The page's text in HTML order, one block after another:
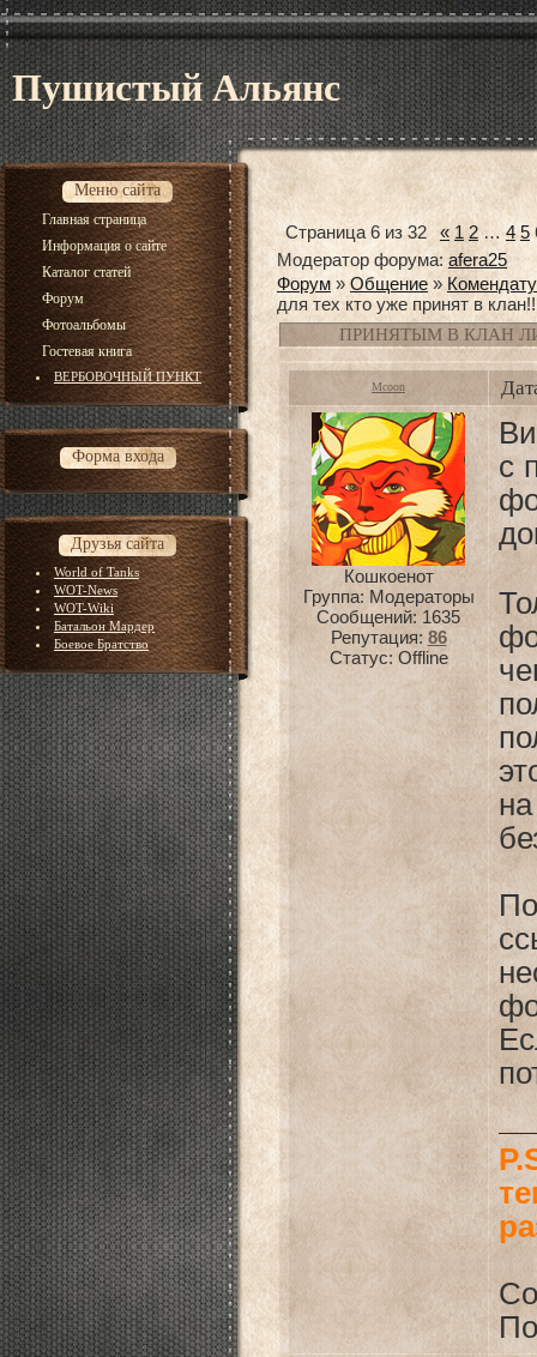
Пушистый Альянс
Меню сайта
Главная страница
Информация о сайте
Каталог статей
Форум
Фотоальбомы
Гостевая книга
ВЕРБОВОЧНЫЙ ПУНКТ
Форма входа
Друзья сайта
World of Tanks
WOT-News
WOT-Wiki
Батальон Мардер
Боевое Братство
Страница 6 из32 « 1 2 … 4 5
Модератор форума: afera25
Форум » Общение »
для тех кто уже принят в
ПРИНЯТЫМ В КЛАН
Mcoon
Кошкоенот
Группа: Модераторы
Сообщений: 1635
Репутация: 86
Статус: Offline
с